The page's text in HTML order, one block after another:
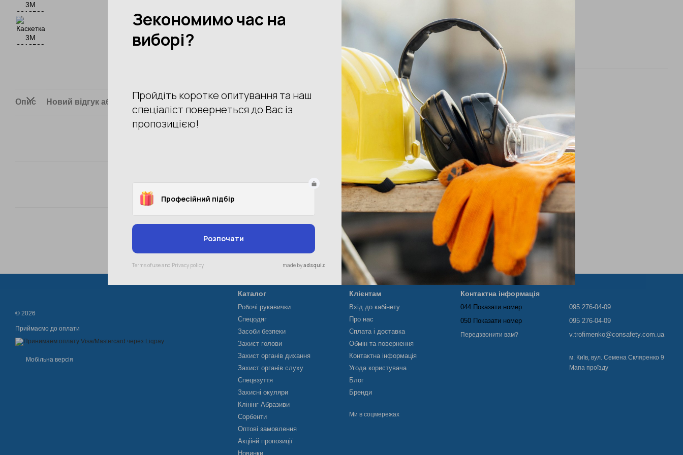
Опис Новий відгук або коментар
Купити
Доставка Оплата
© 2026
Приймаємо до оплати
Мобільна версія
Каталог
Робочі рукавички
Спецодяг
Засоби безпеки
Захист голови
Захист органів дихання
Захист органів слуху
Спецвзуття
Захисні окуляри
Клінінг Абразиви
Сорбенти
Оптові замовлення
Акціінй пропозиції
Новинки
Клієнтам
Вхід до кабінету
Про нас
Сплата і доставка
Обмін та повернення
Контактна інформація
Угода користувача
Блог
Бренди
Ми в соцмережах
Контактна інформація
044 Показати номер
050 Показати номер
Передзвонити вам?
095 276-04-09
095 276-04-09
v.trofimenko@consafety.com.ua
м. Київ, вул. Семена Скляренко 9
Мапа проїзду